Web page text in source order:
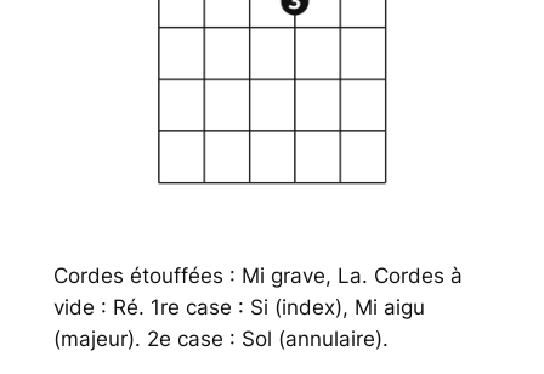
Cordes étouffées : Mi grave, La. Cordes à
vide : Ré. 1re case : Si (index), Mi aigu
(majeur). 2e case : Sol (annulaire).